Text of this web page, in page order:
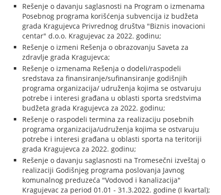
Rešenje o davanju saglasnosti na Program o izmenama
Posebnog programa korišćenja subvencija iz budžeta
grada Kragujevca Privrednog društva ″Biznis inovacioni
centar″ d.o.o. Kragujevac za 2022. godinu;
Rešenje o izmeni Rešenja o obrazovanju Saveta za
zdravlje grada Kragujevca;
Rešenje o izmenama Rešenja o dodeli/raspodeli
sredstava za finansiranje/sufinansiranje godišnjih
programa organizacija/ udruženja kojima se ostvaruju
potrebe i interesi građana u oblasti sporta sredstvima
budžeta grada Kragujevca za 2022. godinu;
Rešenje o raspodeli termina za realizaciju posebnih
programa organizacija/udruženja kojima se ostvaruju
potrebe i interesi građana u oblasti sporta na teritoriji
grada Kragujevca za 2022. godinu;
Rešenje o davanju saglasnosti na Tromesečni izveštaj o
realizaciji Godišnjeg programa poslovanja Javnog
komunalnog preduzeća "Vodovod i kanalizacija"
Kragujevac za period 01.01 - 31.3.2022. godine (I kvartal);